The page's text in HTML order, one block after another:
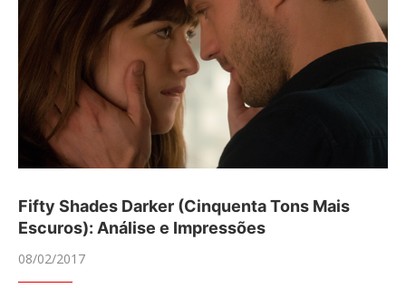
Fifty Shades Darker (Cinquenta Tons Mais
Escuros): Análise e Impressões
08/02/2017